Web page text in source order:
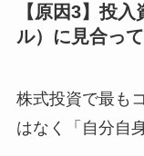
【原因3】投
ル）に見合っ
株式投資で最も
はなく「自分自